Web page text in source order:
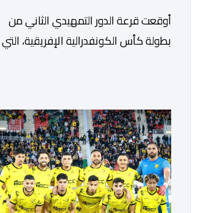
أوقعت قرعة الدور التمهيدي الثاني من
بطولة كأس الكونفدرالية الإفريقية، التي
مرتقبة أمام أندية غرب ووسط القارة. ​
وسيكون نادي الرجاء الرياضي على موعد
مع مواجهة المتأهل من المباراة التي
تجمع بين إيل كانيمي واريورز النيجيري
ونادي أوديب ممثل […]